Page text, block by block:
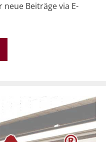
Beiträge via E-